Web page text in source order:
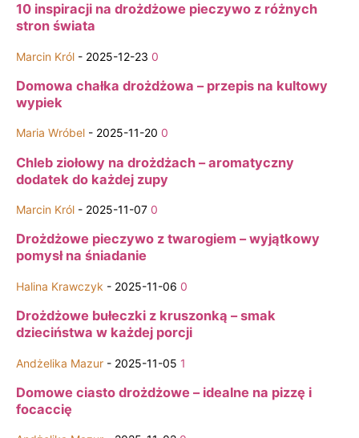
10 inspiracji na drożdżowe pieczywo z różnych
stron świata
Marcin Król - 2025-12-23 0
Domowa chałka drożdżowa – przepis na kultowy
wypiek
Maria Wróbel - 2025-11-20 0
Chleb ziołowy na drożdżach – aromatyczny
dodatek do każdej zupy
Marcin Król - 2025-11-07 0
Drożdżowe pieczywo z twarogiem – wyjątkowy
pomysł na śniadanie
Halina Krawczyk - 2025-11-06 0
Drożdżowe bułeczki z kruszonką – smak
dzieciństwa w każdej porcji
Andżelika Mazur - 2025-11-05 1
Domowe ciasto drożdżowe – idealne na pizzę i
focaccię